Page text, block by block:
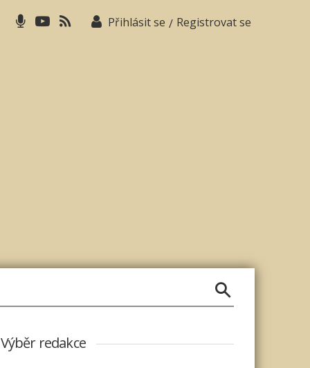
Přihlásit se / Registrovat se
Výběr redakce